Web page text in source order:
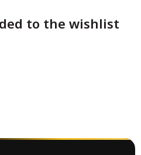
to the wishlist